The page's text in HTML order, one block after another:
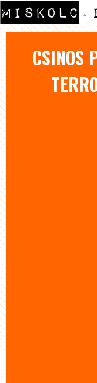
CSI­NOS